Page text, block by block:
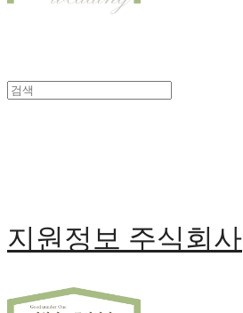
지원정보 주식회사